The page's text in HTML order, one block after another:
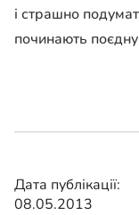
і страшно
починають
Дата публікації:
08.05.2013